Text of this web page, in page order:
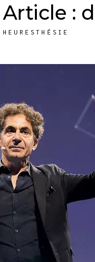
Article :
HEURESTHÉSIE